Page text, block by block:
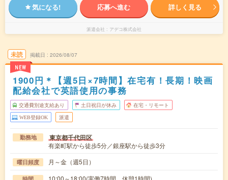
気になる! 応募へ進む 詳しく見る
派遣会社 アデコ株式会社
未読
NEW
掲載日 2026/08/07
1900円＊【週5日×7時間】在宅有！長期！映画
配給会社で英語使用の事務
交通費別途支給あり 土日祝日が休み 在宅・リモート
WEB登録OK 派遣
勤務地 東京都千代田区
有楽町駅から徒歩5分／銀座駅から徒歩3分
曜日頻度 月～金（週5日）